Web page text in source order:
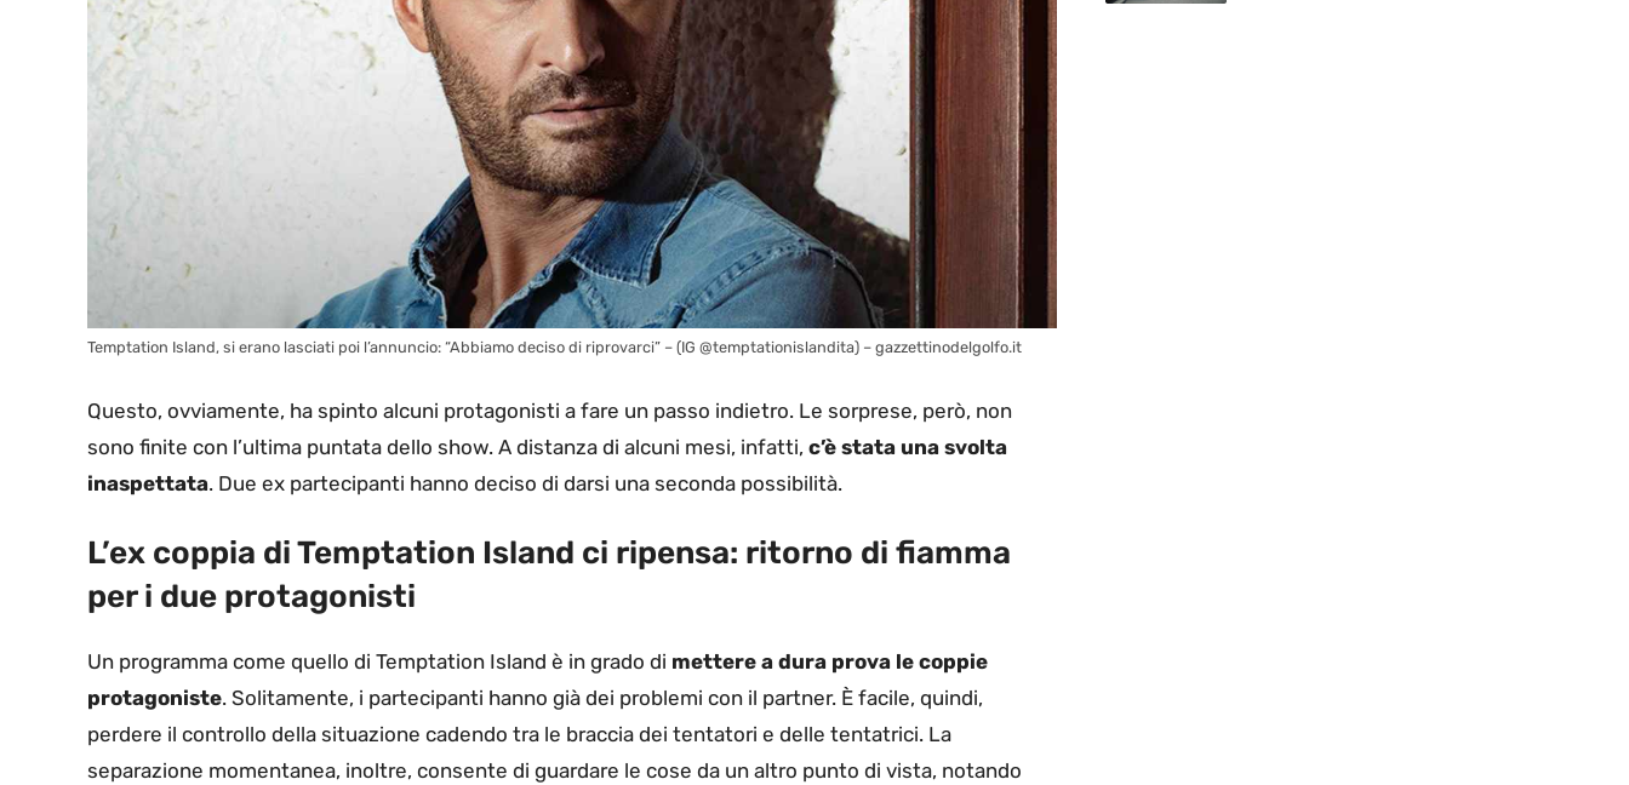
Temptation Island, si erano lasciati poi l’annuncio: “Abbiamo deciso di riprovarci” – (IG @temptationislandita) – gazzettinodelgolfo.it
Questo, ovviamente, ha spinto alcuni protagonisti a fare un passo indietro. Le sorprese, però, non
sono finite con l’ultima puntata dello show. A distanza di alcuni mesi, infatti, c’è stata una svolta
inaspettata. Due ex partecipanti hanno deciso di darsi una seconda possibilità.
L’ex coppia di Temptation Island ci ripensa: ritorno di fiamma
per i due protagonisti
Un programma come quello di Temptation Island è in grado di mettere a dura prova le coppie
protagoniste. Solitamente, i partecipanti hanno già dei problemi con il partner. È facile, quindi,
perdere il controllo della situazione cadendo tra le braccia dei tentatori e delle tentatrici. La
separazione momentanea, inoltre, consente di guardare le cose da un altro punto di vista, notando